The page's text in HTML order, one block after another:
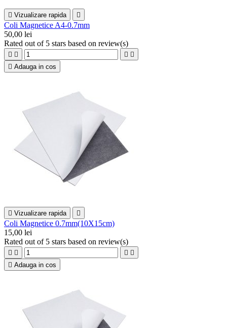
 Vizualizare rapida 
Coli Magnetice A4-0.7mm
50,00 lei
Rated out of 5 stars based on review(s)
   
 Adauga in cos
 Vizualizare rapida 
Coli Magnetice 0.7mm(10X15cm)
15,00 lei
Rated out of 5 stars based on review(s)
   
 Adauga in cos